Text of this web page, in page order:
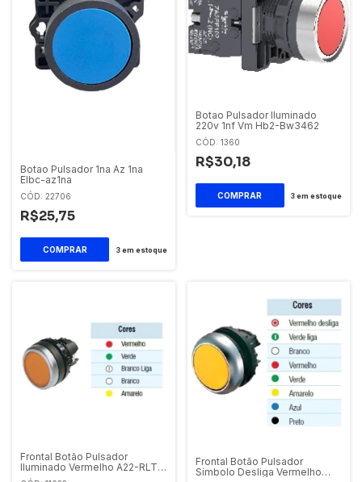
Botao Pulsador 1na Az 1na
Elbc-az1na
CÓD: 22706
R$25,75
3em estoque
Botao Pulsador Iluminado
220v 1nf Vm Hb2-Bw3462
CÓD: 1360
R$30,18
3em estoque
Frontal Botão Pulsador
Iluminado Vermelho A22-RLT-
RT Eaton
Frontal Botão Pulsador
Símbolo Desliga Vermelho